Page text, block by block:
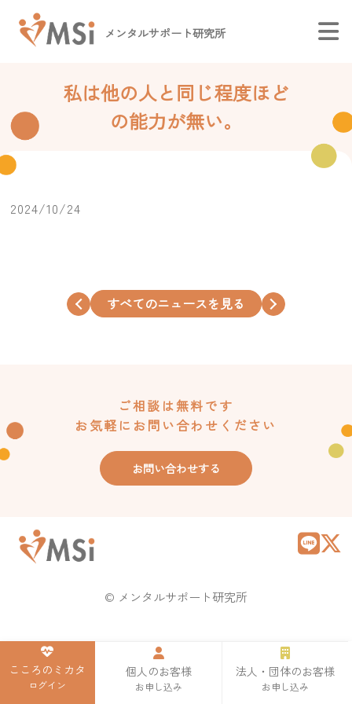
メンタルサポート研究所
こころのミカタ
ログイン
個人のお客様
お申し込み
法人・団体のお客様
お申し込み
私は他の人と同じ程度ほど
の能力が無い。
2024/10/24
すべてのニュースを見る
ご相談は無料です
お気軽にお問い合わせください
お問い合わせする
© メンタルサポート研究所